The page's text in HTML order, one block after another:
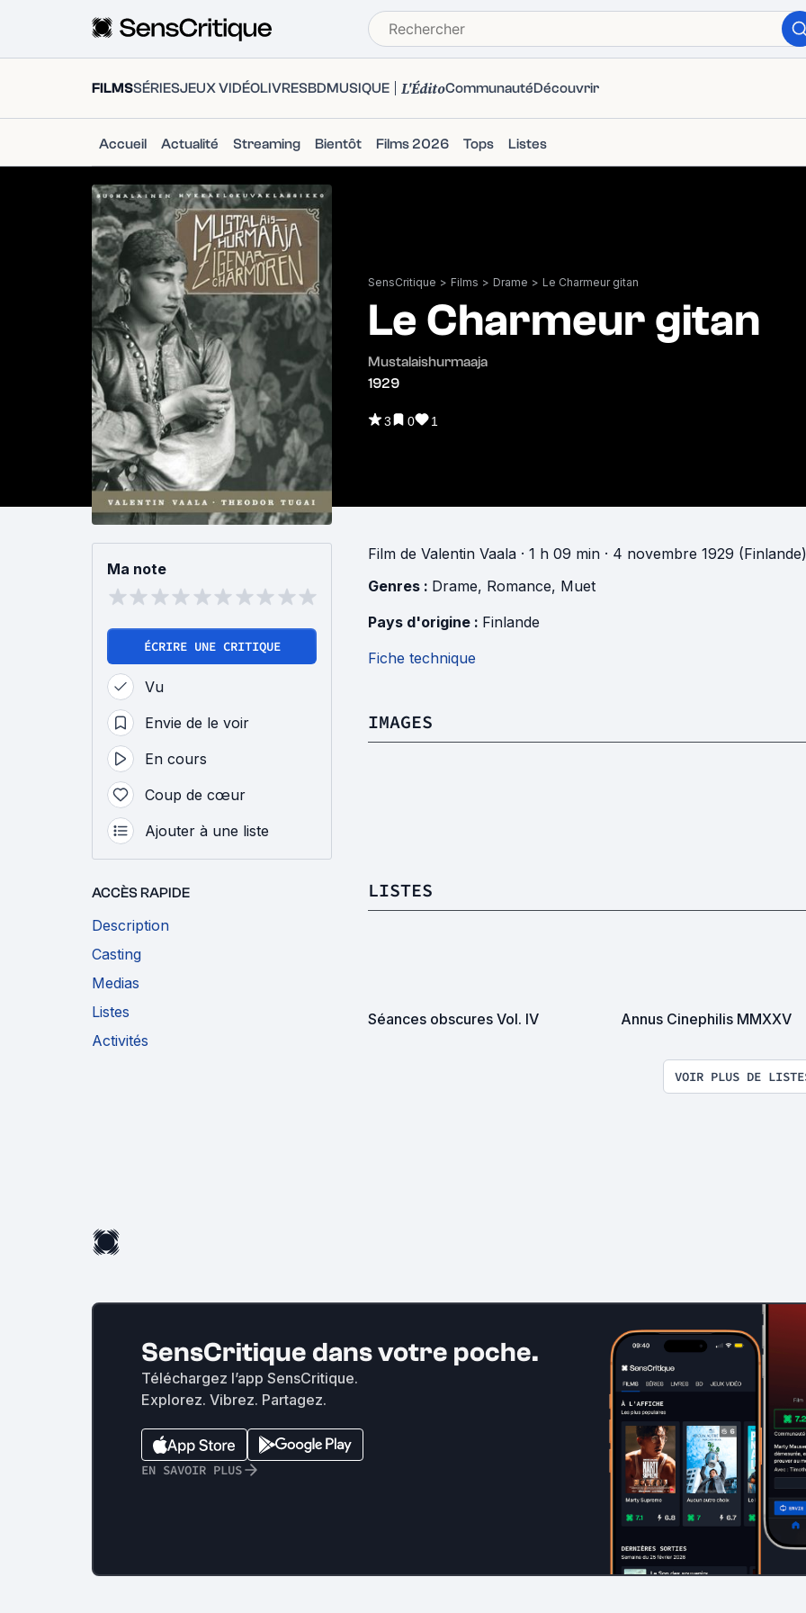
FILMSSÉRIESJEUX VIDÉOLIVRESBDMUSIQUE L'ÉditoCommunautéDécouvrir
Accueil Actualité Streaming Bientôt Films 2026 Tops Listes
SensCritique > Films > Drame > Le Charmeur gitan
Le Charmeur gitan
Mustalaishurmaaja
1929
3 0 1
Ma note
ÉCRIRE UNE CRITIQUE
Vu
Envie de le voir
En cours
Coup de cœur
Ajouter à une liste
ACCÈS RAPIDE
Description
Casting
Medias
Listes
Activités
Film de Valentin Vaala · 1 h 09 min · 4 novembre 1929 (Finlande)
Genres : Drame, Romance, Muet
Pays d'origine : Finlande
Fiche technique
IMAGES
LISTES
Séances obscures Vol. IV Annus Cinephilis MMXXV
VOIR PLUS DE
SensCritique dans votre poche.
Téléchargez l’app SensCritique.
Explorez. Vibrez. Partagez.
EN SAVOIR PLUS